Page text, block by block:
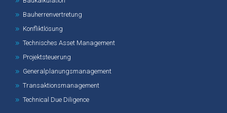
Bauherrenvertretung
Konfliktlösung
Technisches Asset Management
Projektsteuerung
Generalplanungsmanagement
Transaktionsmanagement
Technical Due Diligence